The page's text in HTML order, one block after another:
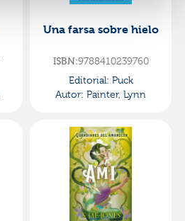
Una farsa sobre hielo
ISBN:9788410239760
Editorial: Puck
Autor: Painter, Lynn